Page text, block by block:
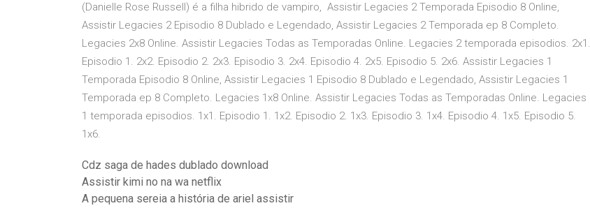
(Danielle Rose Russell) é a filha hibrido de vampiro, Assistir Legacies 2 Temporada Episodio 8 Online,
Assistir Legacies 2 Episodio 8 Dublado e Legendado, Assistir Legacies 2 Temporada ep 8 Completo.
Legacies 2x8 Online. Assistir Legacies Todas as Temporadas Online. Legacies 2 temporada episodios. 2x1.
Episodio 1. 2x2. Episodio 2. 2x3. Episodio 3. 2x4. Episodio 4. 2x5. Episodio 5. 2x6. Assistir Legacies 1
Temporada Episodio 8 Online, Assistir Legacies 1 Episodio 8 Dublado e Legendado, Assistir Legacies 1
Temporada ep 8 Completo. Legacies 1x8 Online. Assistir Legacies Todas as Temporadas Online. Legacies
1 temporada episodios. 1x1. Episodio 1. 1x2. Episodio 2. 1x3. Episodio 3. 1x4. Episodio 4. 1x5. Episodio 5.
1x6.
Cdz saga de hades dublado download
Assistir kimi no na wa netflix
A pequena sereia a história de ariel assistir